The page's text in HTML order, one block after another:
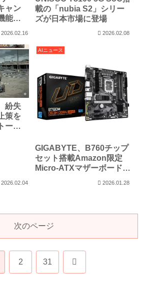
ャン
能搭
2026.02.16
載の「nubia S2」シリー
ズが日本市場に登場
2026.02.08
紛失
策を
ーカ
2026.02.04
AIニュース
GIGABYTE、B760チップ
セット搭載Amazon限定
Micro-ATXマザーボード
2026.01.28
次のページ
2 31 次